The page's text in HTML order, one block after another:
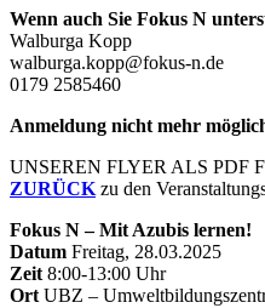
Wenn auch Sie Fokus N
Walburga Kopp
walburga.kopp@fokus-n.de
0179 2585460
Anmeldung nicht mehr
UNSEREN FLYER ALS PDF
ZURÜCKzu den
Fokus N – Mit Azubis lernen!
Datum Freitag, 28.03.2025
Zeit8:00-13:00 Uhr
OrtUBZ –